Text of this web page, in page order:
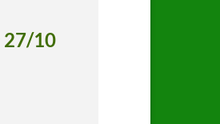
27/10